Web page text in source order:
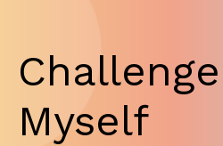
contenu
Challenge
Myself